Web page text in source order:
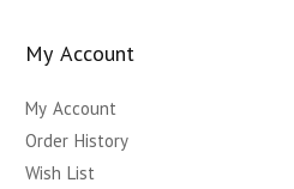
My Account
My Account
Order History
Wish List